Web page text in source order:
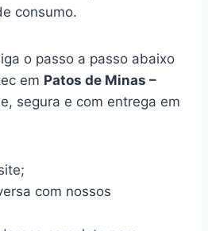
consumo.
o passo a passo abaixo
em Patos de Minas –
segura e com entrega em
com nossos